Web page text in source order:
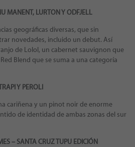
MANENT, LURTON Y ODFJELL
geográficas diversas, que sin
novedades, incluido un debut. Así
de Lolol, un cabernet sauvignon que
Blend que se suma a una categoría
Y PEROLI
cariñena y un pinot noir de enorme
de identidad de ambas zonas del sur
– SANTA CRUZ TUPU EDICIÓN